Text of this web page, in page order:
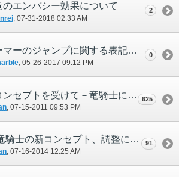
のエンバシー効果について
‎, 07-31-2018 02:33 AM
2
ビシャプアーマーのジャンプに関する表記について。
‎, 05-26-2017 09:12 PM
0
ジョブ調整コンセプトを受けて－竜騎士について要望、修正案などを議論しましょう－
‎, 07-15-2011 09:53 PM
625
2014年夏 竜騎士の新コンセプト、調整について
‎, 07-16-2014 12:25 AM
91